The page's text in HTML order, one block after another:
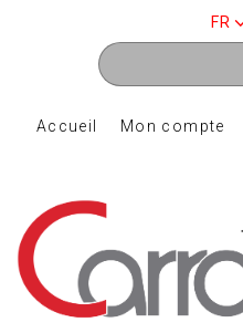
FR
Accueil Mon compte